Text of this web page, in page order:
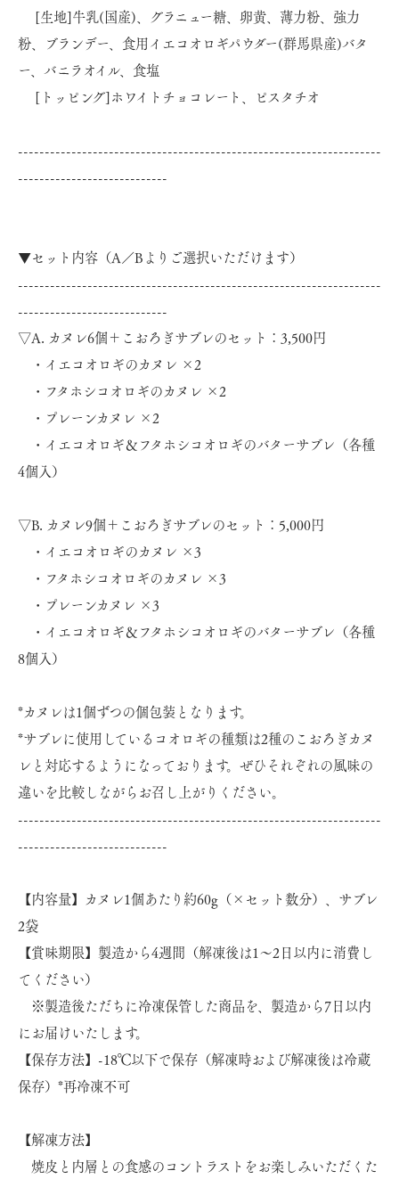
[生地]牛乳(国産)、グラニュー糖、卵黄、薄力粉、強力
粉、ブランデー、食用イエコオロギパウダー(群馬県産)バタ
ー、バニラオイル、食塩
[トッピング]ホワイトチョコレート、ピスタチオ
--------------------------------------------------------------------
----------------------------
▼セット内容（A／Bよりご選択いただけます）
--------------------------------------------------------------------
----------------------------
▽A. カヌレ6個＋こおろぎサブレのセット：3,500円
・イエコオロギのカヌレ ×2
・フタホシコオロギのカヌレ ×2
・プレーンカヌレ ×2
・イエコオロギ＆フタホシコオロギのバターサブレ（各種
4個入）
▽B. カヌレ9個＋こおろぎサブレのセット：5,000円
・イエコオロギのカヌレ ×3
・フタホシコオロギのカヌレ ×3
・プレーンカヌレ ×3
・イエコオロギ＆フタホシコオロギのバターサブレ（各種
8個入）
*カヌレは1個ずつの個包装となります。
*サブレに使用しているコオロギの種類は2種のこおろぎカヌ
レと対応するようになっております。ぜひそれぞれの風味の
違いを比較しながらお召し上がりください。
--------------------------------------------------------------------
----------------------------
【内容量】カヌレ1個あたり約60g（×セット数分）、サブレ
2袋
【賞味期限】製造から4週間（解凍後は1～2日以内に消費し
てください）
※製造後ただちに冷凍保管した商品を、製造から7日以内
にお届けいたします。
【保存方法】-18℃以下で保存（解凍時および解凍後は冷蔵
保存）*再冷凍不可
【解凍方法】
焼皮と内層との食感のコントラストをお楽しみいただくた